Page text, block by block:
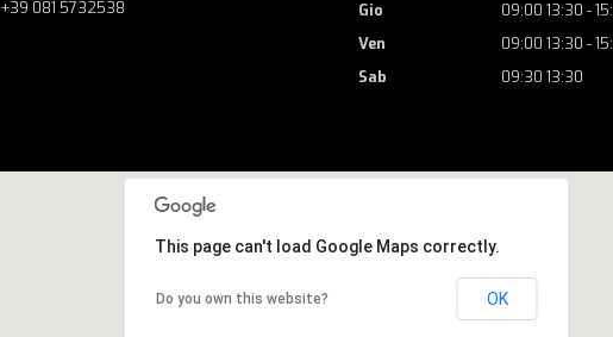
+39 081 5732538
Gio
09:00 13:30 -
Ven
09:00 13:30 -
Sab
09:30 13:30
This page can't load Google Maps correctly.
Do you own this website? OK